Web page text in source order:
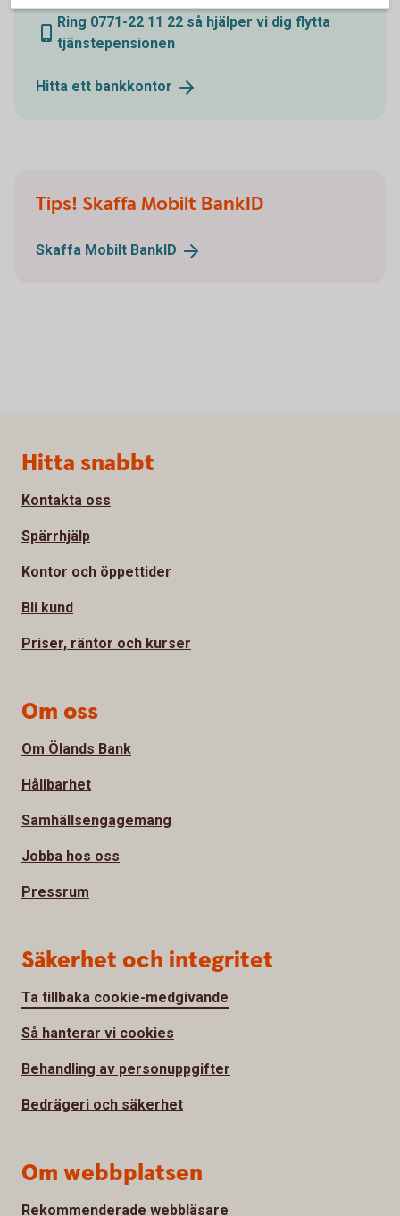
Ring 0771-22 11 22 så hjälper vi dig flytta
tjänstepensionen
Hitta ett bankkontor
Tips! Skaffa Mobilt BankID
Skaffa Mobilt BankID
Sidfot
Hitta snabbt
Kontakta oss
Spärrhjälp
Kontor och öppettider
Bli kund
Priser, räntor och kurser
Om oss
Om Ölands Bank
Hållbarhet
Samhällsengagemang
Jobba hos oss
Pressrum
Säkerhet och integritet
Ta tillbaka cookie-medgivande
Så hanterar vi cookies
Behandling av personuppgifter
Bedrägeri och säkerhet
Om webbplatsen
Rekommenderade webbläsare